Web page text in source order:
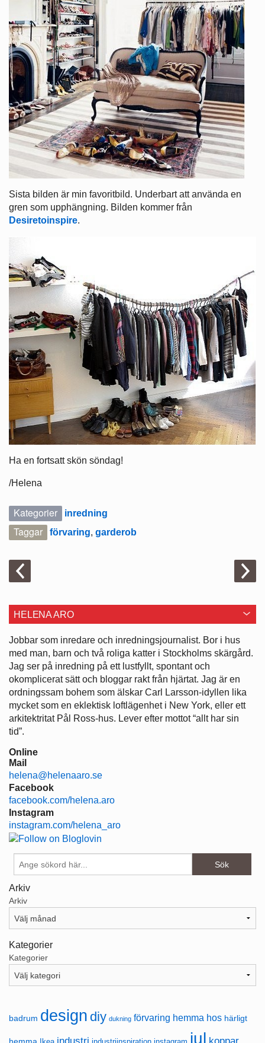
Sista bilden är min favoritbild. Underbart att använda en
gren som upphängning. Bilden kommer från
Desiretoinspire.
Ha en fortsatt skön söndag!
/Helena
Kategorier inredning
Taggar förvaring, garderob
HELENA ARO
Jobbar som inredare och ­inredningsjournalist. Bor i hus
med man, barn och två roliga katter i ­Stockholms skärgård.
Jag ser på ­inredning på ett lustfyllt, spontant och
okomplicerat sätt och bloggar rakt från hjärtat. Jag är en
ordningssam bohem som älskar Carl Larsson-idyllen lika
mycket som en eklektisk loftlägenhet i New York, eller ett
arkitektritat Pål Ross-hus. Lever efter mottot “allt har sin
tid”.
Online
Mail
helena@helenaaro.se
Facebook
facebook.com/helena.aro
Instagram
instagram.com/helena_aro
Arkiv
Arkiv
Kategorier
Kategorier
badrum design diy dukning förvaring hemma hos härligt
jul